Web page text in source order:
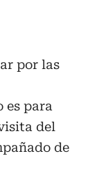
por las
es para
del
de